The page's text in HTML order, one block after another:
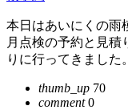
本日はあいにくの雨
月点検の予約と見積
りに行ってきました
thumb_up 70
comment0